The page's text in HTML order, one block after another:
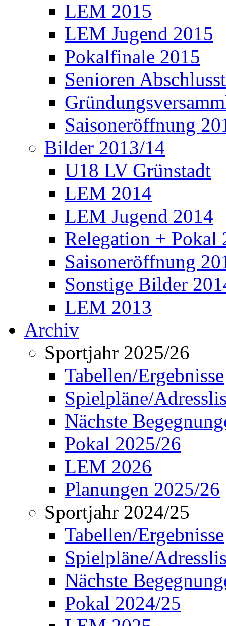
LEM 2015
LEM Jugend 2015
Pokalfinale 2015
Senioren
Saisoneröffnung
Bilder 2013/14
U18 LV Grünstadt
LEM 2014
LEM Jugend 2014
Relegation + Pokal
Saisoneröffnung
Sonstige Bilder
LEM 2013
Archiv
Sportjahr 2025/26
Tabellen/Ergebnisse
Spielpläne/
Nächste
Pokal 2025/26
LEM 2026
Planungen 2025/26
Sportjahr 2024/25
Tabellen/Ergebnisse
Spielpläne/
Nächste
Pokal 2024/25